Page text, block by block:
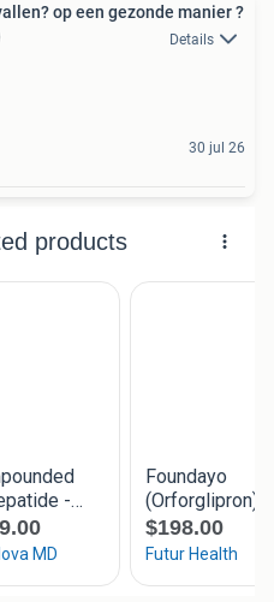
op een gezonde manier ?
Details
30 jul 26